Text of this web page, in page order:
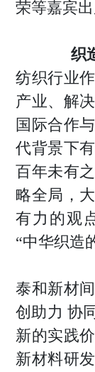
荣等嘉宾出
织
纺织行业
产业、解
国际合作
代背景下
百年未有
略全局，
有力的观
“中华织造
泰和新材
创助力 协
新的实践
新材料研